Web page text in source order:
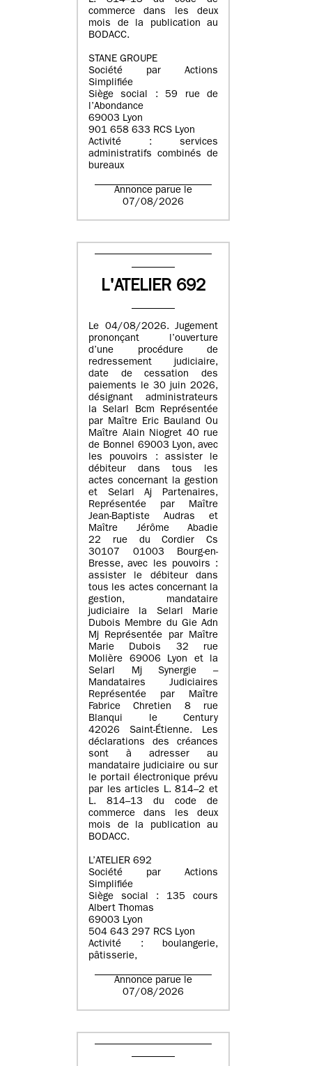
commerce dans les deux
mois de la publication au
BODACC.
STANE GROUPE
Société par Actions
Simplifiée
Siège social : 59 rue de
l’Abondance
69003 Lyon
901 658 633 RCS Lyon
Activité : services
administratifs combinés de
bureaux
Annonce parue le
07/08/2026
L'ATELIER 692
Le 04/08/2026. Jugement
prononçant l’ouverture
d’une procédure de
redressement judiciaire,
date de cessation des
paiements le 30 juin 2026,
désignant administrateurs
la Selarl Bcm Représentée
par Maître Eric Bauland Ou
Maître Alain Niogret 40 rue
de Bonnel 69003 Lyon, avec
les pouvoirs : assister le
débiteur dans tous les
actes concernant la gestion
et Selarl Aj Partenaires,
Représentée par Maître
Jean-Baptiste Audras et
Maître Jérôme Abadie
22 rue du Cordier Cs
30107 01003 Bourg-en-
Bresse, avec les pouvoirs :
assister le débiteur dans
tous les actes concernant la
gestion, mandataire
judiciaire la Selarl Marie
Dubois Membre du Gie Adn
Mj Représentée par Maître
Marie Dubois 32 rue
Molière 69006 Lyon et la
Selarl Mj Synergie –
Mandataires Judiciaires
Représentée par Maître
Fabrice Chretien 8 rue
Blanqui le Century
42026 Saint-Étienne. Les
déclarations des créances
sont à adresser au
mandataire judiciaire ou sur
le portail électronique prévu
par les articles L. 814–2 et
L. 814–13 du code de
commerce dans les deux
mois de la publication au
BODACC.
L’ATELIER 692
Société par Actions
Simplifiée
Siège social : 135 cours
Albert Thomas
69003 Lyon
504 643 297 RCS Lyon
Activité : boulangerie,
pâtisserie,
Annonce parue le
07/08/2026